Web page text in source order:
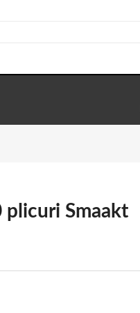
plicuri Smaakt